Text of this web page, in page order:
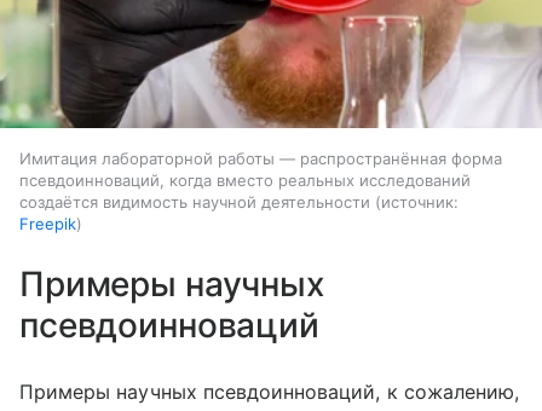
Имитация лабораторной работы — распространённая форма
псевдоинноваций, когда вместо реальных исследований
создаётся видимость научной деятельности
источник:
Freepik
Примеры научных
псевдоинноваций
Примеры научных псевдоинноваций, к сожалению,